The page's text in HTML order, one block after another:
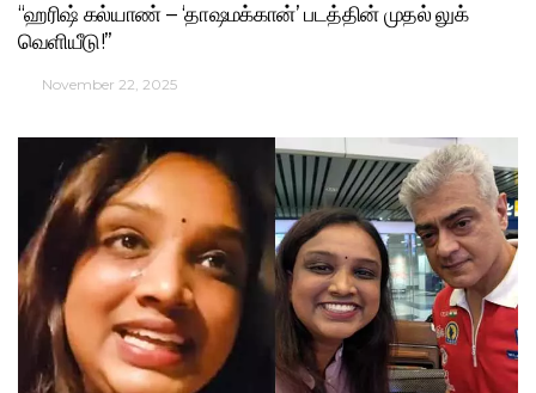
“ஹரிஷ் கல்யாண் – ‘தாஷமக்கான்’ படத்தின் முதல் லுக்
வெளியீடு!”
November 22, 2025